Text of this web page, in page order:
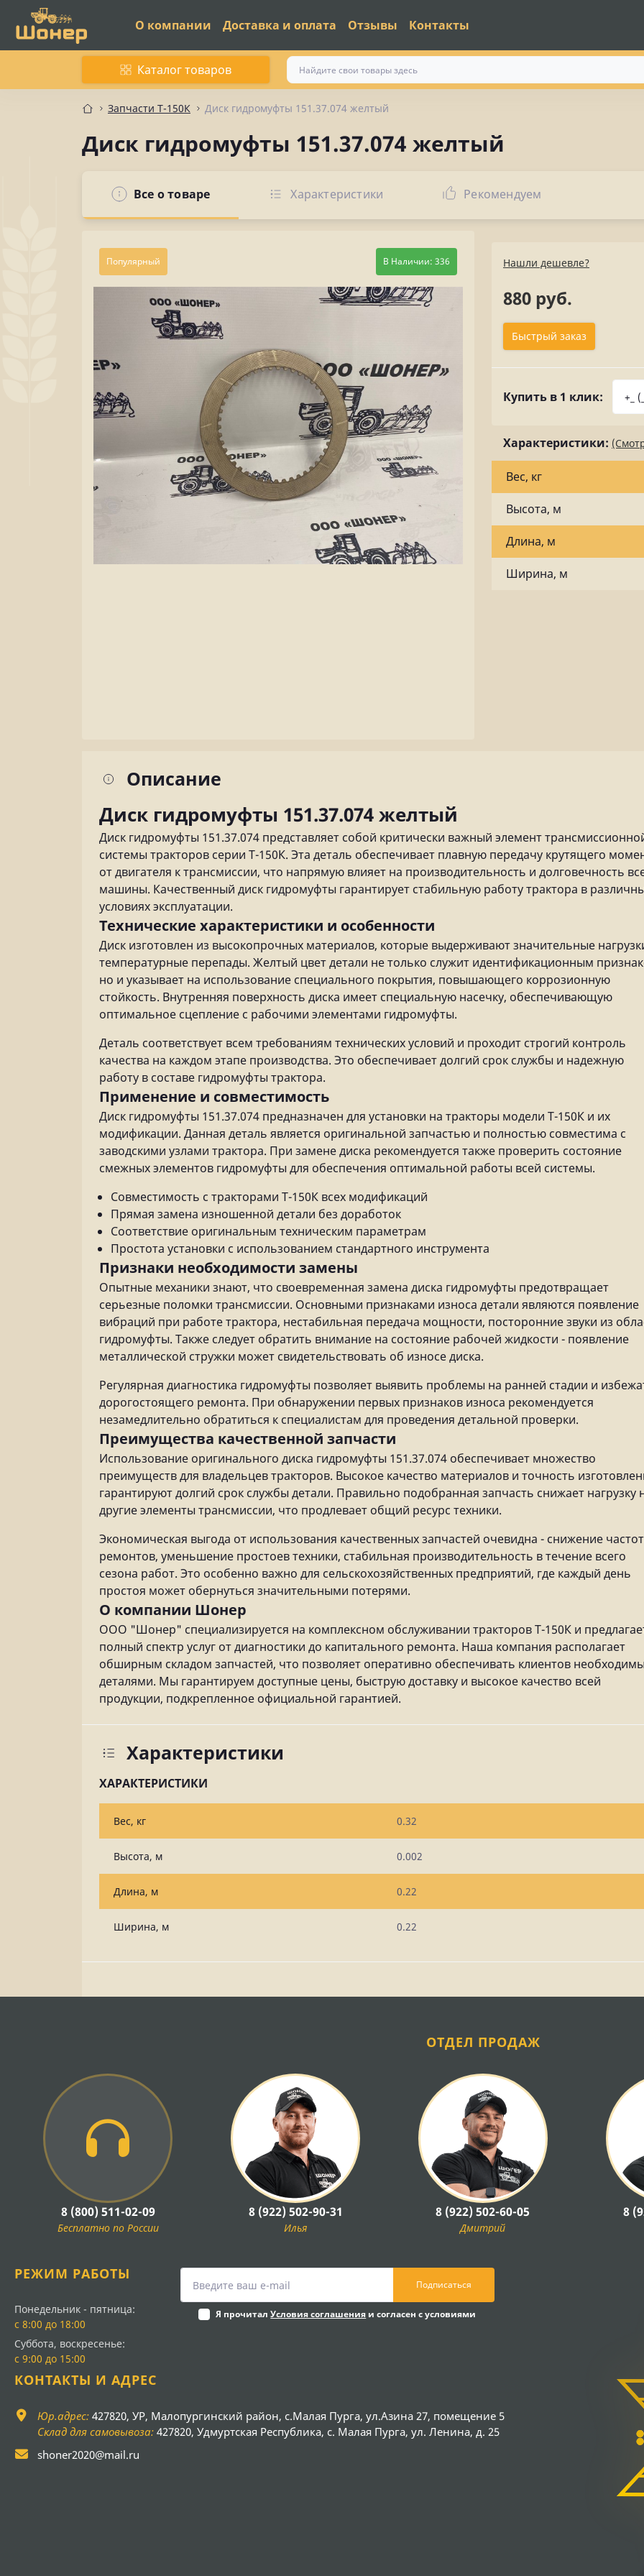
О компании Доставка и оплата Отзывы Контакты
Каталог товаров
Запчасти Т-150К Диск гидромуфты 151.37.074 желтый
Диск гидромуфты 151.37.074 желтый
Все о товаре Характеристики Рекомендуем
Популярный В Наличии: 336 Нашли дешевле?
880 руб.
Быстрый заказ
Купить в 1 клик:
Характеристики:
Вес, кг
Высота, м
Длина, м
Ширина, м
Описание
Диск гидромуфты 151.37.074 желтый
Диск гидромуфты 151.37.074 представляет собой критически важный элемент
системы тракторов серии Т-150К. Эта деталь обеспечивает плавную передачу крутящего
от двигателя к трансмиссии, что напрямую влияет на производительность и долговечность
машины. Качественный диск гидромуфты гарантирует стабильную работу трактора в
условиях эксплуатации.
Технические характеристики и особенности
Диск изготовлен из высокопрочных материалов, которые выдерживают значительные
температурные перепады. Желтый цвет детали не только служит идентификационным
но и указывает на использование специального покрытия, повышающего коррозионную
стойкость. Внутренняя поверхность диска имеет специальную насечку, обеспечивающую
оптимальное сцепление с рабочими элементами гидромуфты.
Деталь соответствует всем требованиям технических условий и проходит строгий контроль
качества на каждом этапе производства. Это обеспечивает долгий срок службы и надежную
работу в составе гидромуфты трактора.
Применение и совместимость
Диск гидромуфты 151.37.074 предназначен для установки на тракторы модели Т-150К и их
модификации. Данная деталь является оригинальной запчастью и полностью совместима с
заводскими узлами трактора. При замене диска рекомендуется также проверить состояние
смежных элементов гидромуфты для обеспечения оптимальной работы всей системы.
Совместимость с тракторами Т-150К всех модификаций
Прямая замена изношенной детали без доработок
Соответствие оригинальным техническим параметрам
Простота установки с использованием стандартного инструмента
Признаки необходимости замены
Опытные механики знают, что своевременная замена диска гидромуфты предотвращает
серьезные поломки трансмиссии. Основными признаками износа детали являются появление
вибраций при работе трактора, нестабильная передача мощности, посторонние звуки из
гидромуфты. Также следует обратить внимание на состояние рабочей жидкости - появление
металлической стружки может свидетельствовать об износе диска.
Регулярная диагностика гидромуфты позволяет выявить проблемы на ранней стадии и
дорогостоящего ремонта. При обнаружении первых признаков износа рекомендуется
незамедлительно обратиться к специалистам для проведения детальной проверки.
Преимущества качественной запчасти
Использование оригинального диска гидромуфты 151.37.074 обеспечивает множество
преимуществ для владельцев тракторов. Высокое качество материалов и точность
гарантируют долгий срок службы детали. Правильно подобранная запчасть снижает нагрузку
другие элементы трансмиссии, что продлевает общий ресурс техники.
Экономическая выгода от использования качественных запчастей очевидна - снижение
ремонтов, уменьшение простоев техники, стабильная производительность в течение всего
сезона работ. Это особенно важно для сельскохозяйственных предприятий, где каждый день
простоя может обернуться значительными потерями.
О компании Шонер
ООО "Шонер" специализируется на комплексном обслуживании тракторов Т-150К и
полный спектр услуг от диагностики до капитального ремонта. Наша компания располагает
обширным складом запчастей, что позволяет оперативно обеспечивать клиентов
деталями. Мы гарантируем доступные цены, быструю доставку и высокое качество всей
продукции, подкрепленное официальной гарантией.
Характеристики
ХАРАКТЕРИСТИКИ
Вес, кг 0.32
Высота, м 0.002
Длина, м 0.22
Ширина, м 0.22
ОТДЕЛ ПРОДАЖ
8 (800) 511-02-09
Бесплатно по России
8 (922) 502-90-31
Илья
8 (922) 502-60-05
Дмитрий
8
РЕЖИМ РАБОТЫ
Понедельник - пятница:
с 8:00 до 18:00
Суббота, воскресенье:
с 9:00 до 15:00
Подписаться
Я прочиталУсловия соглашения и согласен с условиями
КОНТАКТЫ И АДРЕС
Юр.адрес: 427820, УР, Малопургинский район, с.Малая Пурга, ул.Азина 27, помещение 5
Склад для самовывоза: 427820, Удмуртская Республика, с. Малая Пурга, ул. Ленина, д. 25
shoner2020@mail.ru